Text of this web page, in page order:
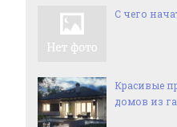
С чего
Красивые
домов из